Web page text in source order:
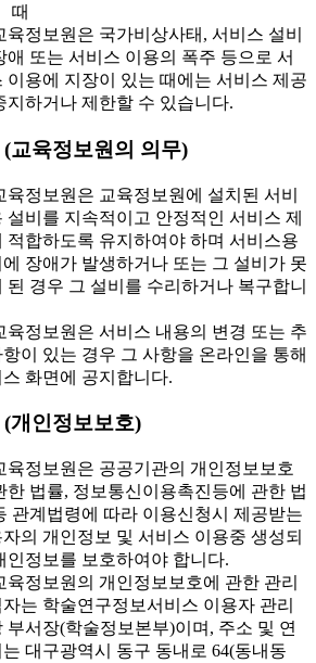
때
정보원은 국가비상사태, 서비스 설비
애 또는 서비스 이용의 폭주 등으로 서
이용에 지장이 있는 때에는 서비스 제공
지하거나 제한할 수 있습니다.
(교육정보원의 의무)
정보원은 교육정보원에 설치된 서비
설비를 지속적이고 안정적인 서비스 제
적합하도록 유지하여야 하며 서비스용
에 장애가 발생하거나 또는 그 설비가 못
된 경우 그 설비를 수리하거나 복구합니
정보원은 서비스 내용의 변경 또는 추
항이 있는 경우 그 사항을 온라인을 통해
화면에 공지합니다.
개인정보보호)
정보원은 공공기관의 개인정보보호
한 법률, 정보통신이용촉진등에 관한 법
관계법령에 따라 이용신청시 제공받는
자의 개인정보 및 서비스 이용중 생성되
인정보를 보호하여야 합니다.
정보원의 개인정보보호에 관한 관리
자는 학술연구정보서비스 이용자 관리
부서장(학술정보본부)이며, 주소 및 연
는 대구광역시 동구 동내로 64(동내동